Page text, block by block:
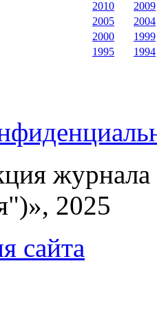
2010
2009
2005
2004
2000
1999
1995
1994
2025
сайта